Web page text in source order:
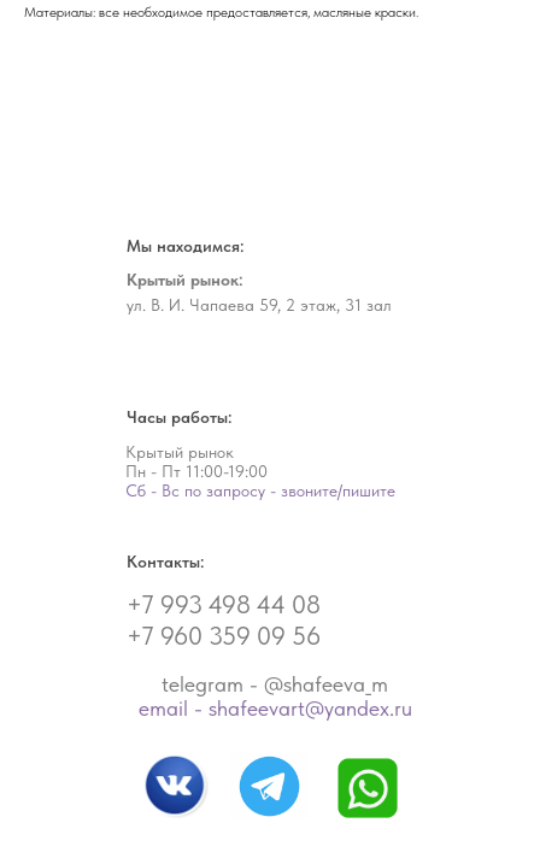
Материалы: все необходимое предоставляется, масляные краски.
+7 993 498 44 08
+7 960 359 09 56
Крытый рынок:
ул. В. И. Чапаева 59, 2 этаж, 31 зал
Мы находимся:
Контакты:
Крытый рынок
Пн - Пт 11:00-19:00
Сб - Вс по запросу - звоните/пишите
Часы работы:
telegram - @shafeeva_m
email - shafeevart@yandex.ru